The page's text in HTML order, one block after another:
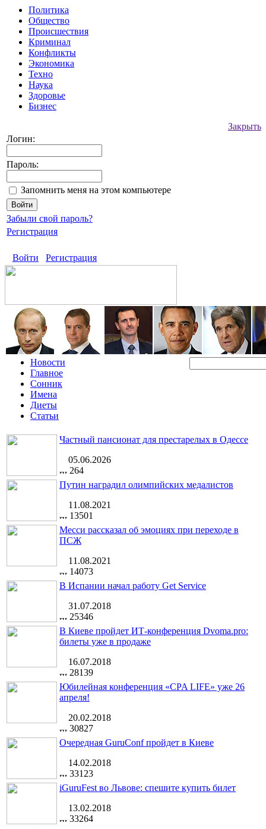
Политика
Общество
Происшествия
Криминал
Конфликты
Экономика
Техно
Наука
Здоровье
Бизнес
Закрыть
Логин:
Пароль:
Запомнить меня на этом компьютере
Забыли свой пароль?
Регистрация
Войти Регистрация
Новости
Главное
Сонник
Имена
Диеты
Статьи
Частный пансионат для престарелых в Одессе
05.06.2026
264
Путин наградил олимпийских медалистов
11.08.2021
13501
Месси рассказал об эмоциях при переходе в
ПСЖ
11.08.2021
14073
В Испании начал работу Get Service
31.07.2018
25346
В Киеве пройдет ИТ-конференция Dvoma.pro:
билеты уже в продаже
16.07.2018
28139
Юбилейная конференция «CPA LIFE» уже 26
апреля!
20.02.2018
30827
Очередная GuruConf пройдет в Киеве
14.02.2018
33123
iGuruFest во Львове: спешите купить билет
13.02.2018
33264